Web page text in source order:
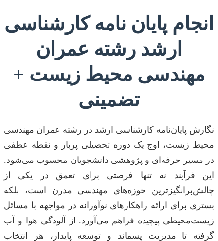
انجام پایان نامه کارشناسی
ارشد رشته عمران
مهندسی محیط زیست +
تضمینی
نگارش پایان‌نامه کارشناسی ارشد در رشته عمران مهندسی
محیط زیست، اوج یک دوره تحصیلی پربار و نقطه عطفی
در مسیر حرفه‌ای و پژوهشی دانشجویان محسوب می‌شود.
این فرآیند نه تنها فرصتی برای تعمق در یکی از
چالش‌برانگیزترین حوزه‌های مهندسی مدرن است، بلکه
بستری برای ارائه راهکارهای نوآورانه در مواجهه با مسائل
زیست‌محیطی پیچیده فراهم می‌آورد. از آلودگی هوا و آب
گرفته تا مدیریت پسماند و توسعه پایدار، هر انتخاب